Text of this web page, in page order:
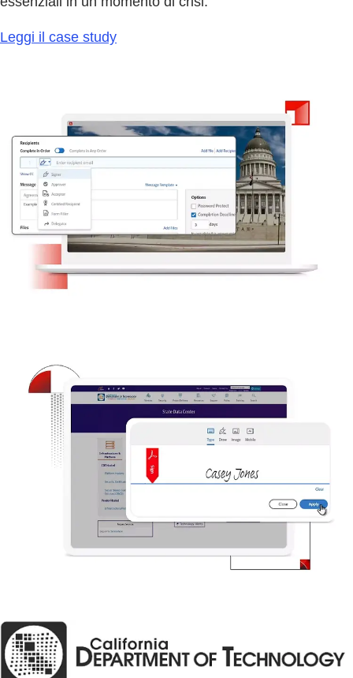
Leggi il case study